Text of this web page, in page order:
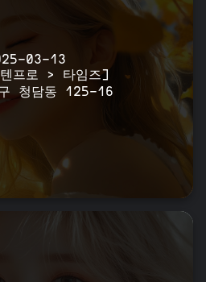
03-13
프로 > 타임즈]
청담동 125-16